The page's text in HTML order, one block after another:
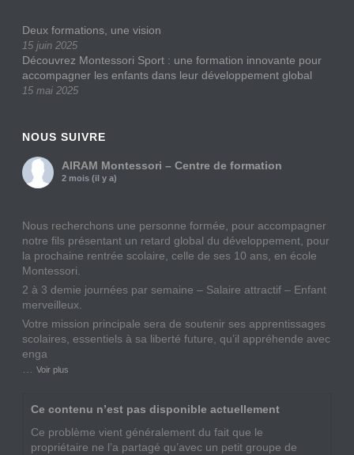
Deux formations, une vision
15 juin 2025
Découvrez Montessori Sport : une formation innovante pour
accompagner les enfants dans leur développement global
15 mai 2025
NOUS SUIVRE
AIRAM Montessori – Centre de formation
2 mois (il y a)
Nous recherchons une personne formée, pour accompagner
notre fils présentant un retard global du développement, pour
la prochaine rentrée scolaire, celle de ses 10 ans, en école
Montessori.
2 à 3 demie journées par semaine – Salaire attractif – Enfant
merveilleux.
Votre mission principale sera de soutenir ses apprentissages
scolaires, essentiels à sa liberté future, qu’il appréhende avec
enga
…Voir plus
Ce contenu n’est pas disponible actuellement
Ce problème vient généralement du fait que le
propriétaire ne l’a partagé qu’avec un petit groupe de